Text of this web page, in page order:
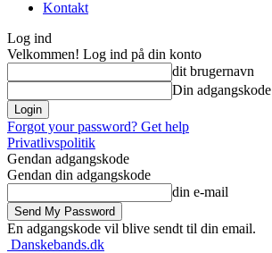
Kontakt
Log ind
Velkommen! Log ind på din konto
dit brugernavn
Din adgangskode
Forgot your password? Get help
Privatlivspolitik
Gendan adgangskode
Gendan din adgangskode
din e-mail
En adgangskode vil blive sendt til din email.
Danskebands.dk